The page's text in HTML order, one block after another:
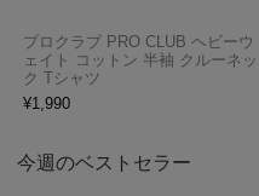
プロクラブ PRO CLUB ヘビーウ
ェイト コットン 半袖 クルーネッ
ク Tシャツ
¥1,990
今週のベストセラー